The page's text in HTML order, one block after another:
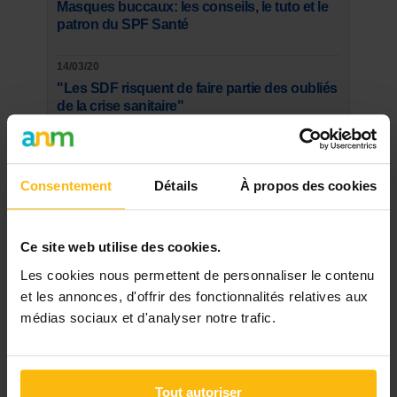
Consentement Détails À propos des cookies
Ce site web utilise des cookies.
Les cookies nous permettent de personnaliser le contenu
et les annonces, d'offrir des fonctionnalités relatives aux
médias sociaux et d'analyser notre trafic.
Tout autoriser
Masques buccaux: les conseils, le tuto et le
patron du SPF Santé
14/03/20
"Les SDF risquent de faire partie des oubliés
de la crise sanitaire"
28/05/20
revenu d'intégration
Molenbeek : des constats accablants sur la
gestion de ses logements sociaux
SUR LE FORUM
AFFAIRES SOCIALES